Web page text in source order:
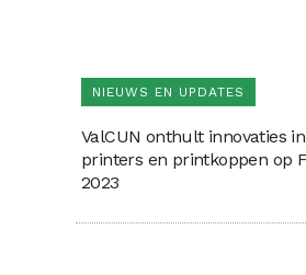
NIEUWS EN UPDATES
ValCUN onthult innovaties
printers en printkoppen op
2023